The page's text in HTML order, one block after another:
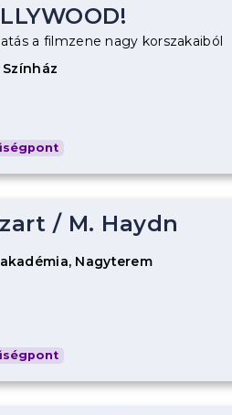
a filmzene nagy korszakaiból
Színház
/M. Haydn
Nagyterem